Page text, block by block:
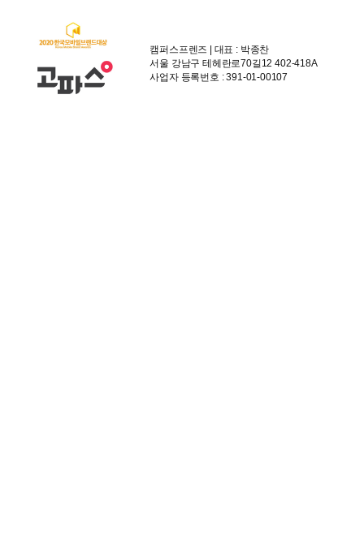
캠퍼스프렌즈 | 대표 : 박종찬
서울 강남구 테헤란로70길12 402-418A
사업자 등록번호 : 391-01-00107